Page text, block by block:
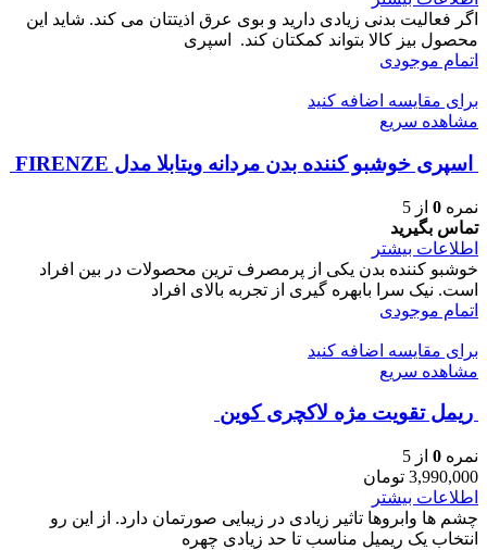
اگر فعالیت بدنی زیادی دارید و بوی عرق اذیتتان می کند. شاید این
محصول بیز کالا بتواند کمکتان کند. اسپری
اتمام موجودی
برای مقایسه اضافه کنید
مشاهده سریع
اسپری خوشبو کننده بدن مردانه ویتابلا مدل FIRENZE
نمره 0 از 5
تماس بگیرید
اطلاعات بیشتر
خوشبو کننده بدن یکی از پرمصرف ترین محصولات در بین افراد
است. نیک سرا بابهره گیری از تجربه بالای افراد
اتمام موجودی
برای مقایسه اضافه کنید
مشاهده سریع
ريمل تقويت مژه لاكچری كوين
نمره 0 از 5
3,990,000 تومان
اطلاعات بیشتر
چشم ها وابروها تاثیر زیادی در زیبایی صورتمان دارد. از این رو
انتخاب یک ریمیل مناسب تا حد زیادی چهره